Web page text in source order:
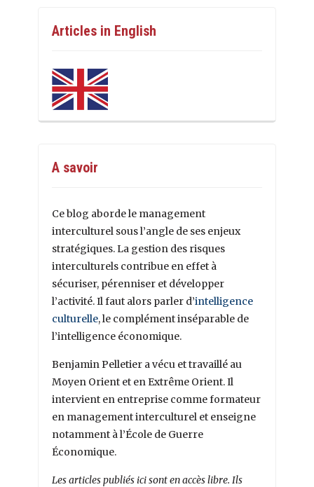
Articles in English
A savoir
Ce blog aborde le management
interculturel sous l’angle de ses enjeux
stratégiques. La gestion des risques
interculturels contribue en effet à
sécuriser, pérenniser et développer
l’activité. Il faut alors parler d’intelligence
culturelle, le complément inséparable de
l’intelligence économique.
Benjamin Pelletier a vécu et travaillé au
Moyen Orient et en Extrême Orient. Il
intervient en entreprise comme formateur
en management interculturel et enseigne
notamment à l’École de Guerre
Économique.
Les articles publiés ici sont en accès libre. Ils